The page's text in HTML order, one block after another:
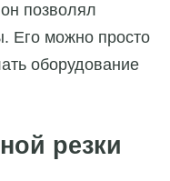
позволял
Его можно просто
оборудование
резки